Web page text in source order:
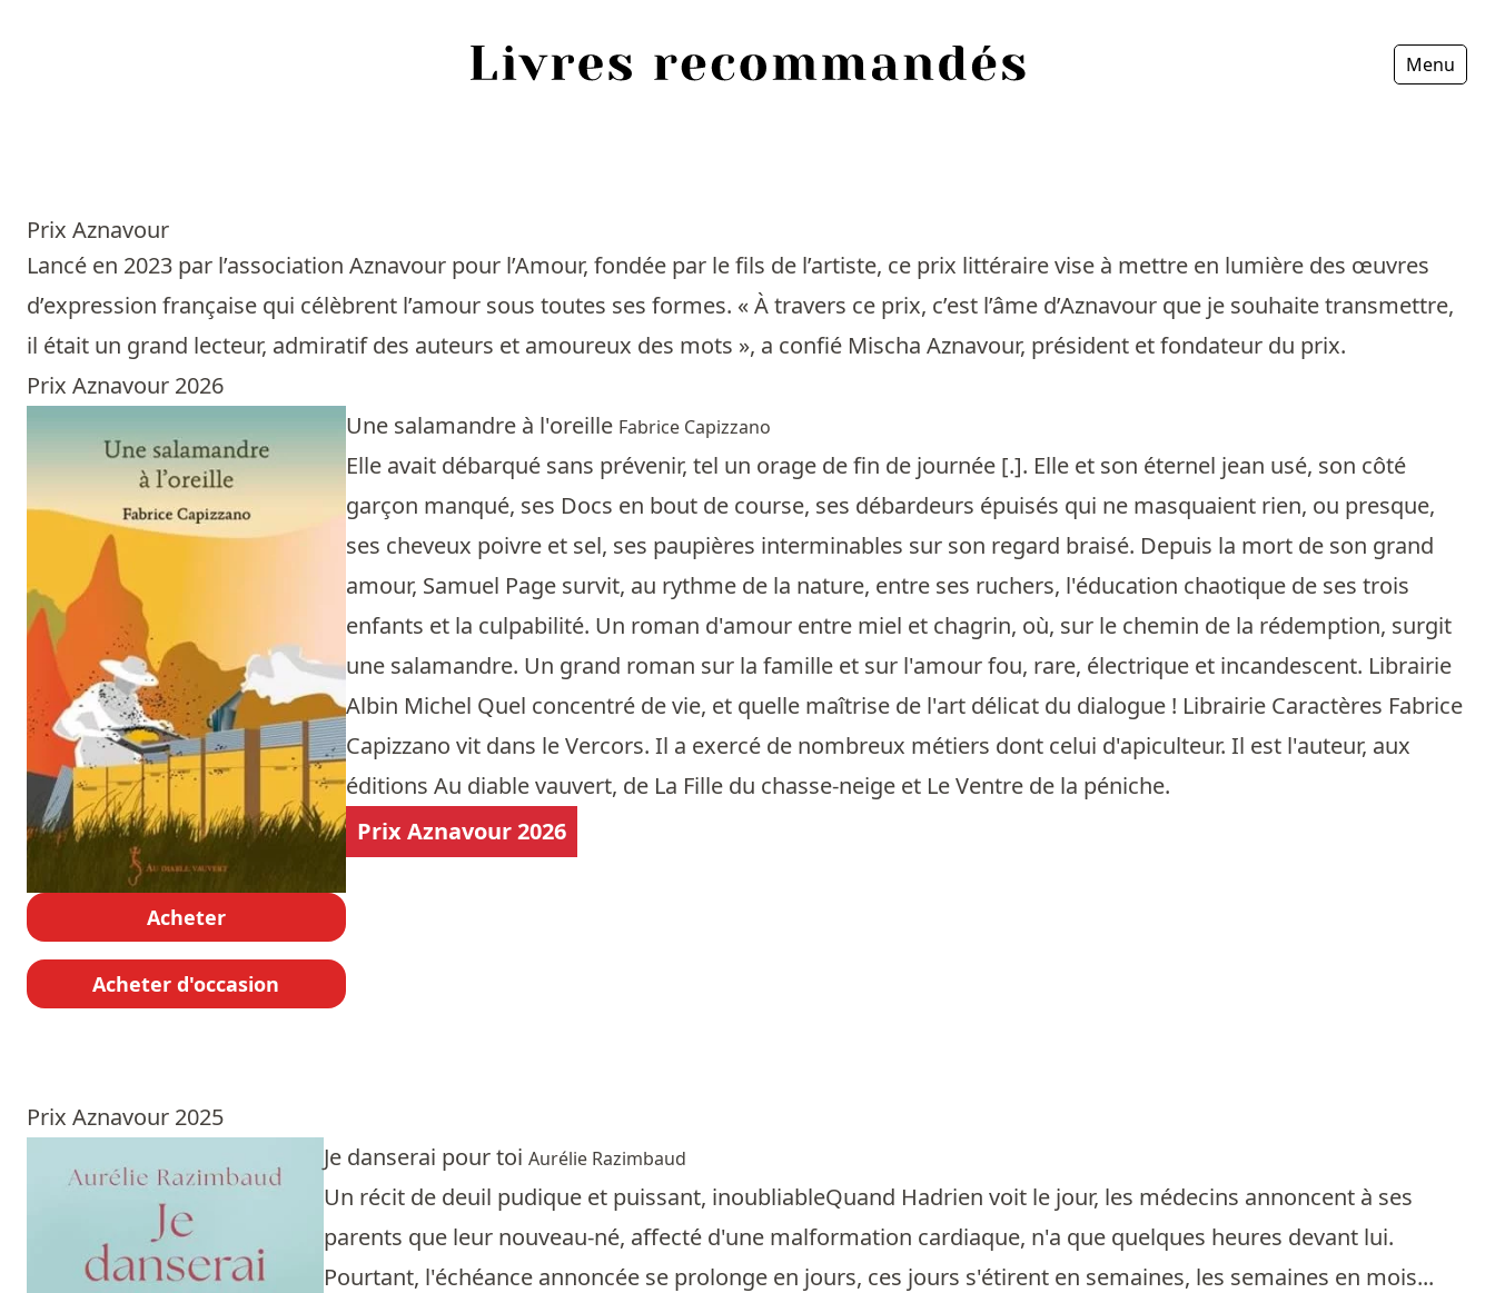
Menu
Prix Aznavour
Lancé en 2023 par l’association Aznavour pour l’Amour, fondée par le fils de l’artiste, ce prix littéraire vise à mettre en lumière des œuvres
d’expression française qui célèbrent l’amour sous toutes ses formes. « À travers ce prix, c’est l’âme d’Aznavour que je souhaite transmettre,
il était un grand lecteur, admiratif des auteurs et amoureux des mots », a confié Mischa Aznavour, président et fondateur du prix.
Prix Aznavour 2026
Acheter
Acheter d'occasion
Une salamandre à l'oreille Fabrice Capizzano
Elle avait débarqué sans prévenir, tel un orage de fin de journée [.]. Elle et son éternel jean usé, son côté
garçon manqué, ses Docs en bout de course, ses débardeurs épuisés qui ne masquaient rien, ou presque,
ses cheveux poivre et sel, ses paupières interminables sur son regard braisé. Depuis la mort de son grand
amour, Samuel Page survit, au rythme de la nature, entre ses ruchers, l'éducation chaotique de ses trois
enfants et la culpabilité. Un roman d'amour entre miel et chagrin, où, sur le chemin de la rédemption, surgit
une salamandre. Un grand roman sur la famille et sur l'amour fou, rare, électrique et incandescent. Librairie
Albin Michel Quel concentré de vie, et quelle maîtrise de l'art délicat du dialogue ! Librairie Caractères Fabrice
Capizzano vit dans le Vercors. Il a exercé de nombreux métiers dont celui d'apiculteur. Il est l'auteur, aux
éditions Au diable vauvert, de La Fille du chasse-neige et Le Ventre de la péniche.
Prix Aznavour 2026
Prix Aznavour 2025
Je danserai pour toi Aurélie Razimbaud
Un récit de deuil pudique et puissant, inoubliableQuand Hadrien voit le jour, les médecins annoncent à ses
parents que leur nouveau-né, affecté d'une malformation cardiaque, n'a que quelques heures devant lui.
Pourtant, l'échéance annoncée se prolonge en jours, ces jours s'étirent en semaines, les semaines en mois...
Sources
Personnes
Livres
Livres les plus recommandés
Prix littéraires